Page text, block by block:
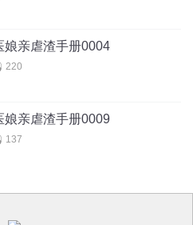
娘亲虐渣手册0004
220
娘亲虐渣手册0009
137